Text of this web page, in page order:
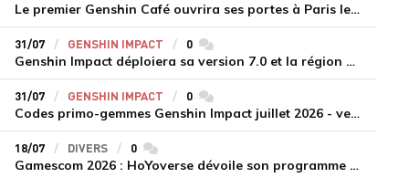
Le premier Genshin Café ouvrira ses portes à Paris le 14 août
31/07 GENSHIN IMPACT 0commentaires
Genshin Impact déploiera sa version 7.0 et la région de Snezhnaya le 12 août
31/07 GENSHIN IMPACT 0commentaires
Codes primo-gemmes Genshin Impact juillet 2026 - version 7.0
18/07 DIVERS 0commentaires
Gamescom 2026 : HoYoverse dévoile son programme et présente deux nouveaux jeux inédits